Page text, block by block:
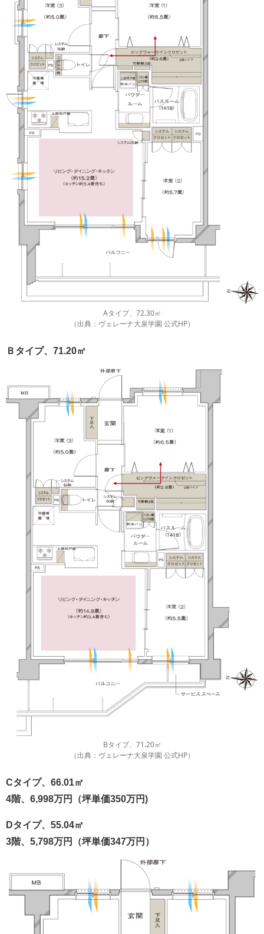
Aタイプ、72.30㎡
（出典：ヴェレーナ大泉学園 公式HP）
Ｂタイプ、71.20㎡
Bタイプ、71.20㎡
（出典：ヴェレーナ大泉学園 公式HP）
Cタイプ、66.01㎡
4階、6,998万円（坪単価350万円)
Dタイプ、55.04㎡
3階、5,798万円（坪単価347万円）